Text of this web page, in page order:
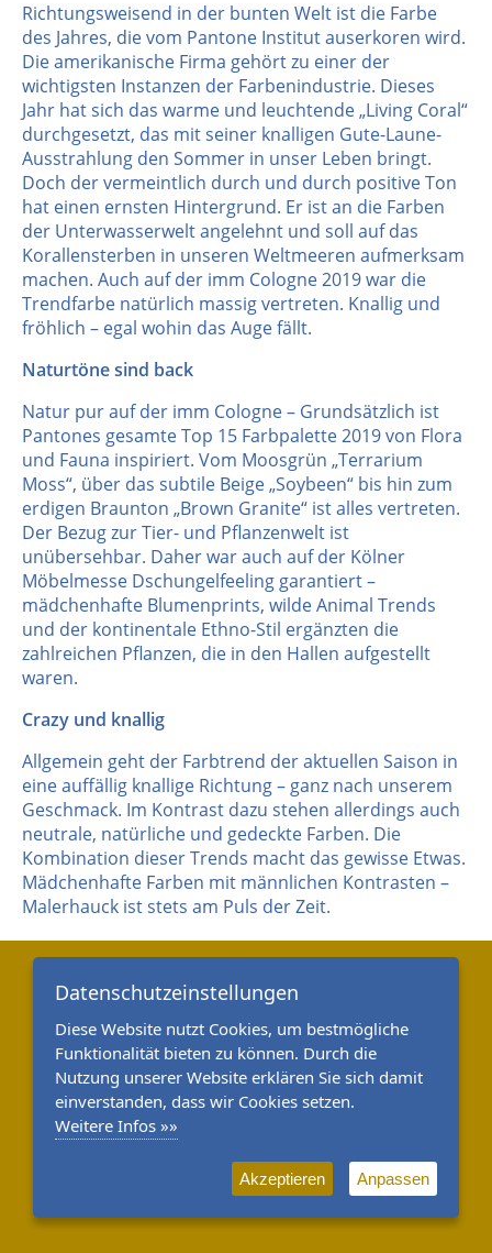
Richtungsweisend in der bunten Welt ist die Farbe
des Jahres, die vom Pantone Institut auserkoren wird.
Die amerikanische Firma gehört zu einer der
wichtigsten Instanzen der Farbenindustrie. Dieses
Jahr hat sich das warme und leuchtende „Living Coral“
durchgesetzt, das mit seiner knalligen Gute-Laune-
Ausstrahlung den Sommer in unser Leben bringt.
Doch der vermeintlich durch und durch positive Ton
hat einen ernsten Hintergrund. Er ist an die Farben
der Unterwasserwelt angelehnt und soll auf das
Korallensterben in unseren Weltmeeren aufmerksam
machen. Auch auf der imm Cologne 2019 war die
Trendfarbe natürlich massig vertreten. Knallig und
fröhlich – egal wohin das Auge fällt.
Naturtöne sind back
Natur pur auf der imm Cologne – Grundsätzlich ist
Pantones gesamte Top 15 Farbpalette 2019 von Flora
und Fauna inspiriert. Vom Moosgrün „Terrarium
Moss“, über das subtile Beige „Soybeen“ bis hin zum
erdigen Braunton „Brown Granite“ ist alles vertreten.
Der Bezug zur Tier- und Pflanzenwelt ist
unübersehbar. Daher war auch auf der Kölner
Möbelmesse Dschungelfeeling garantiert –
mädchenhafte Blumenprints, wilde Animal Trends
und der kontinentale Ethno-Stil ergänzten die
zahlreichen Pflanzen, die in den Hallen aufgestellt
waren.
Crazy und knallig
Allgemein geht der Farbtrend der aktuellen Saison in
eine auffällig knallige Richtung – ganz nach unserem
Geschmack. Im Kontrast dazu stehen allerdings auch
neutrale, natürliche und gedeckte Farben. Die
Kombination dieser Trends macht das gewisse Etwas.
Mädchenhafte Farben mit männlichen Kontrasten –
Malerhauck ist stets am Puls der Zeit.
Datenschutzeinstellungen
Diese Website nutzt Cookies, um bestmögliche
Funktionalität bieten zu können. Durch die
Nutzung unserer Website erklären Sie sich damit
einverstanden, dass wir Cookies setzen.
Weitere Infos »»
Akzeptieren Anpassen